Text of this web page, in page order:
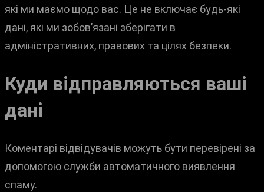
які ми маємо щодо вас. Це не включає будь-які
дані, які ми зобов’язані зберігати в
адміністративних, правових та цілях безпеки.
Куди відправляються ваші
дані
Коментарі відвідувачів можуть бути перевірені за
допомогою служби автоматичного виявлення
спаму.